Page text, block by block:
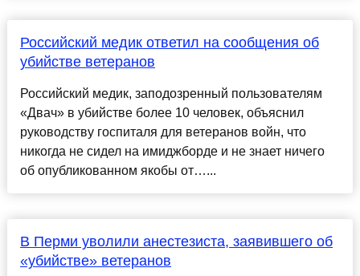
Российский медик ответил на сообщения об
убийстве ветеранов
Российский медик, заподозренный пользователям
«Двач» в убийстве более 10 человек, объяснил
руководству госпиталя для ветеранов войн, что
никогда не сидел на имиджборде и не знает ничего
об опубликованном якобы от…...
В Перми уволили анестезиста, заявившего об
«убийстве» ветеранов